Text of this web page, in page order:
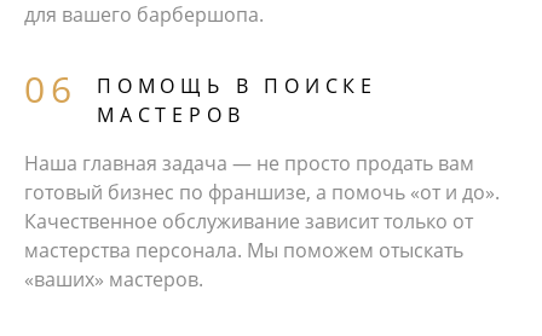
для вашего барбершопа.
ПОМОЩЬ В ПОИСКЕ
МАСТЕРОВ
Наша главная задача — не просто продать вам
готовый бизнес по франшизе, а помочь «от и до».
Качественное обслуживание зависит только от
мастерства персонала. Мы поможем отыскать
«ваших» мастеров.